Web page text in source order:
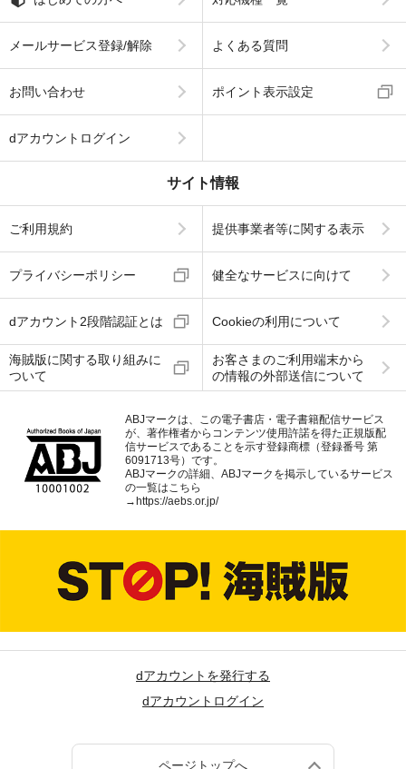
メールサービス登録/解除 よくある質問
お問い合わせ ポイント表示設定
dアカウントログイン
サイト情報
ご利用規約 提供事業者等に関する表示
プライバシーポリシー 健全なサービスに向けて
dアカウント2段階認証とは Cookieの利用について
海賊版に関する取り組みに
ついて
お客さまのご利用端末から
の情報の外部送信について
ABJマークは、この電子書店・電子書籍配信サービス
が、著作権者からコンテンツ使用許諾を得た正規版配
信サービスであることを示す登録商標（登録番号 第
6091713号）です。
ABJマークの詳細、ABJマークを掲示しているサービス
の一覧はこちら
→ https://aebs.or.jp/
dアカウントを発行する
dアカウントログイン
ページトップへ